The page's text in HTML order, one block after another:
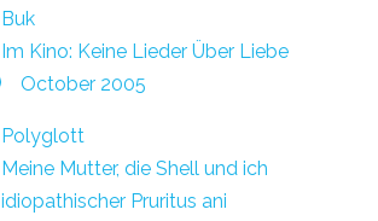
Buk
Im Kino: Keine Lieder Über Liebe
October 2005
Polyglott
Meine Mutter, die Shell und ich
idiopathischer Pruritus ani